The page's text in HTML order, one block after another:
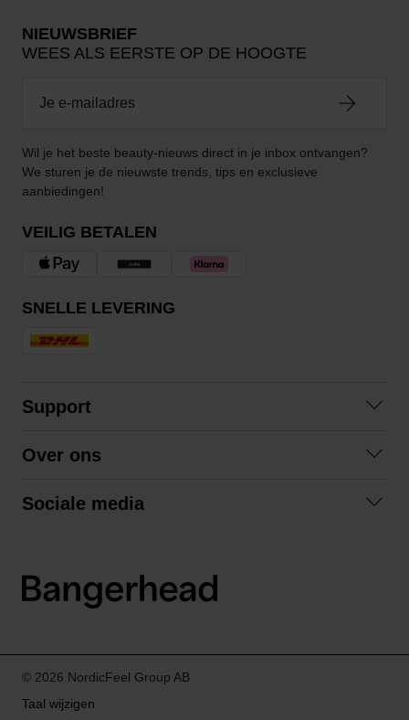
NIEUWSBRIEF
WEES ALS EERSTE OP DE HOOGTE
Wil je het beste beauty-nieuws direct in je inbox ontvangen?
We sturen je de nieuwste trends, tips en exclusieve
aanbiedingen!
VEILIG BETALEN
SNELLE LEVERING
Support
Algemene voorwaarden
Over ons
Sociale media
LinkedIn
© 2026 NordicFeel Group AB
Taal wijzigen